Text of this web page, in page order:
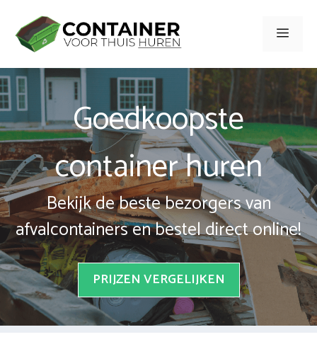
naar
inhoud
Menu
Goedkoopste
container huren
Bekijk de beste bezorgers van
afvalcontainers en bestel direct online!
PRIJZEN VERGELIJKEN